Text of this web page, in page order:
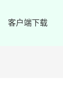
客户端下载